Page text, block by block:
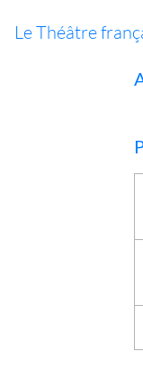
Le Théâtre